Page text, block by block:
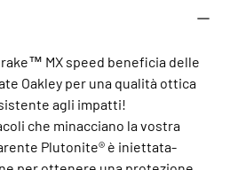
MX speed beneficia delle
Oakley per una qualità ottica
agli impatti!
che minacciano la vostra
Plutonite® è iniettata-